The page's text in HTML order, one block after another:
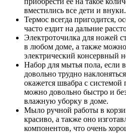
вместились все дети и внуки.
Термос всегда пригодится,
часто ездит на дальние
Электроточилка для ножей
в любом доме, а также
электрический консервный
Набор для мытья пола, если
довольно трудно
окажется швабра с
можно довольно быстро и
влажную уборку в доме.
Мыло ручной работы в
красиво, а также оно
компонентов, что очень